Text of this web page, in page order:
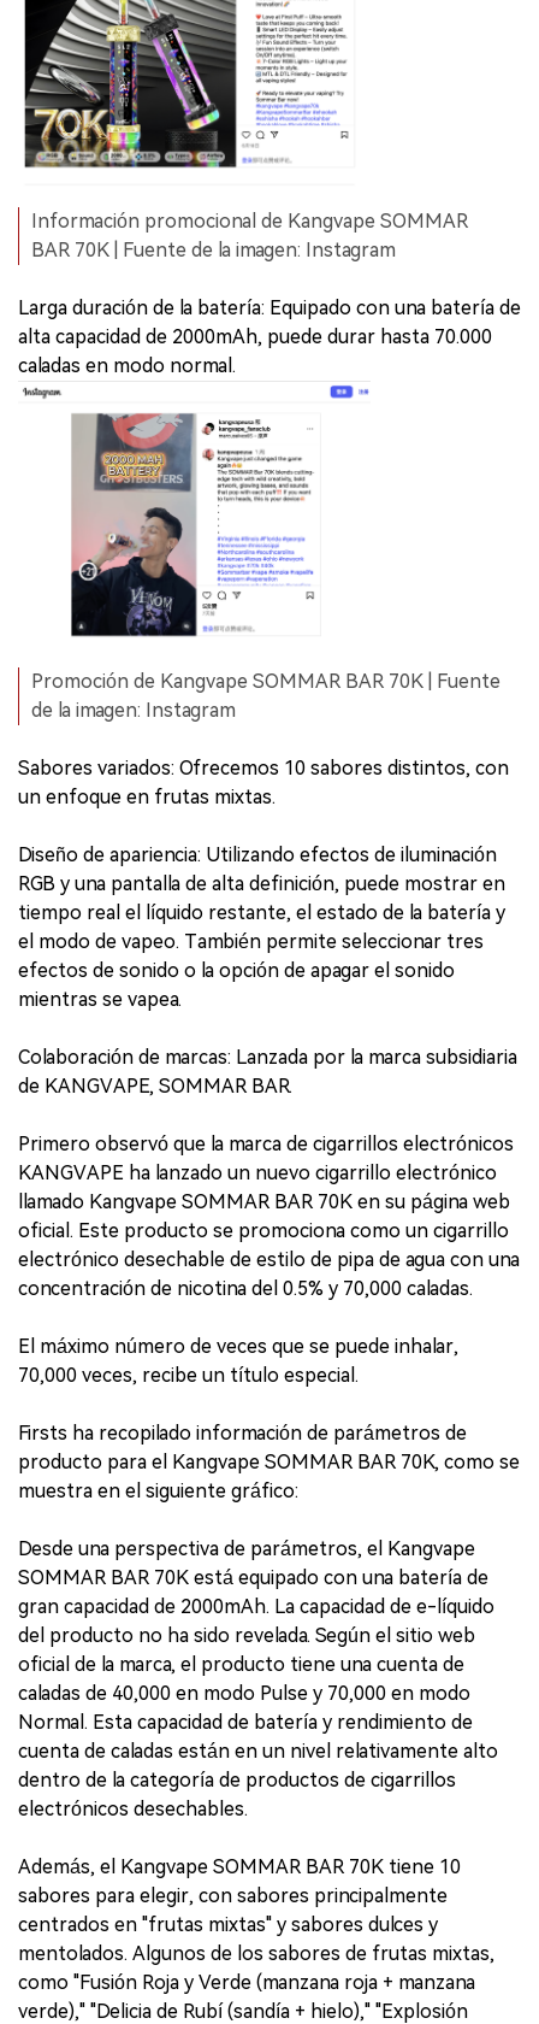
Información promocional de Kangvape SOMMAR
BAR 70K | Fuente de la imagen: Instagram
Larga duración de la batería: Equipado con una batería de
alta capacidad de 2000mAh, puede durar hasta 70.000
caladas en modo normal.
Promoción de Kangvape SOMMAR BAR 70K | Fuente
de la imagen: Instagram
Sabores variados: Ofrecemos 10 sabores distintos, con
un enfoque en frutas mixtas.
Diseño de apariencia: Utilizando efectos de iluminación
RGB y una pantalla de alta definición, puede mostrar en
tiempo real el líquido restante, el estado de la batería y
el modo de vapeo. También permite seleccionar tres
efectos de sonido o la opción de apagar el sonido
mientras se vapea.
Colaboración de marcas: Lanzada por la marca subsidiaria
de KANGVAPE, SOMMAR BAR.
Primero observó que la marca de cigarrillos electrónicos
KANGVAPE ha lanzado un nuevo cigarrillo electrónico
llamado Kangvape SOMMAR BAR 70K en su página web
oficial. Este producto se promociona como un cigarrillo
electrónico desechable de estilo de pipa de agua con una
concentración de nicotina del 0.5% y 70,000 caladas.
El máximo número de veces que se puede inhalar,
70,000 veces, recibe un título especial.
Firsts ha recopilado información de parámetros de
producto para el Kangvape SOMMAR BAR 70K, como se
muestra en el siguiente gráfico:
Desde una perspectiva de parámetros, el Kangvape
SOMMAR BAR 70K está equipado con una batería de
gran capacidad de 2000mAh. La capacidad de e-líquido
del producto no ha sido revelada. Según el sitio web
oficial de la marca, el producto tiene una cuenta de
caladas de 40,000 en modo Pulse y 70,000 en modo
Normal. Esta capacidad de batería y rendimiento de
cuenta de caladas están en un nivel relativamente alto
dentro de la categoría de productos de cigarrillos
electrónicos desechables.
Además, el Kangvape SOMMAR BAR 70K tiene 10
sabores para elegir, con sabores principalmente
centrados en "frutas mixtas" y sabores dulces y
mentolados. Algunos de los sabores de frutas mixtas,
como "Fusión Roja y Verde (manzana roja + manzana
verde)," "Delicia de Rubí (sandía + hielo)," "Explosión